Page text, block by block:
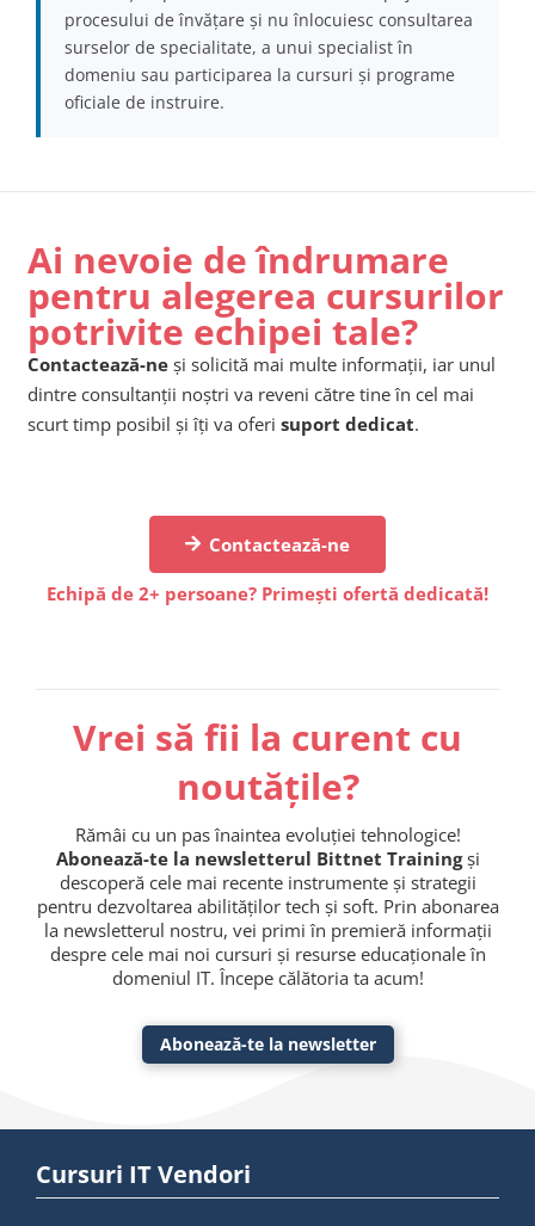
procesului de învățare și nu înlocuiesc consultarea
surselor de specialitate, a unui specialist în
domeniu sau participarea la cursuri și programe
oficiale de instruire.
Ai nevoie de îndrumare
pentru alegerea cursurilor
potrivite echipei tale?
Contactează-ne și solicită mai multe informații, iar unul
dintre consultanții noștri va reveni către tine în cel mai
scurt timp posibil și îți va oferi suport dedicat.
Contactează-ne
Echipă de 2+ persoane? Primești ofertă dedicată!
Vrei să fii la curent cu
noutățile?
Rămâi cu un pas înaintea evoluției tehnologice!
Abonează-te la newsletterul Bittnet Trainingși
descoperă cele mai recente instrumente și strategii
pentru dezvoltarea abilităților tech și soft. Prin abonarea
la newsletterul nostru, vei primi în premieră informații
despre cele mai noi cursuri și resurse educaționale în
domeniul IT. Începe călătoria ta acum!
Abonează-te la newsletter
Cursuri IT Vendori